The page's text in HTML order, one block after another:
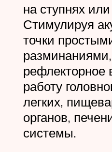
на ступнях
Стимулируя
точки
рефлекторное
работу
легких,
органов,
системы.